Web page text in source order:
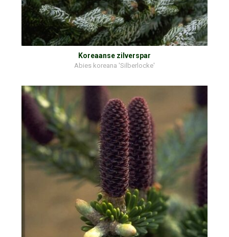
Koreaanse zilverspar
Abies koreana 'Silberlocke'